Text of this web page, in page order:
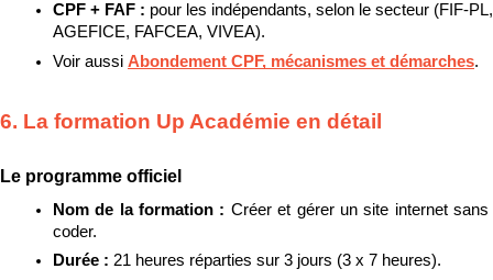
CPF + FAF : pour les indépendants, selon le secteur (FIF-PL,
AGEFICE, FAFCEA, VIVEA).
Voir aussi Abondement CPF, mécanismes et démarches.
6. La formation Up Académie en détail
Le programme officiel
Nom de la formation : Créer et gérer un site internet sans
coder.
Durée : 21 heures réparties sur 3 jours (3 x 7 heures).